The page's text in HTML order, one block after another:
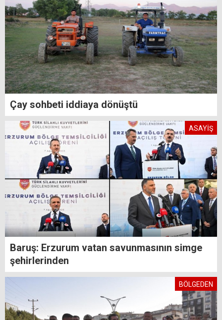
Çay sohbeti iddiaya dönüştü
ASAYİŞ
Baruş: Erzurum vatan savunmasının simge
şehirlerinden
BÖLGEDEN